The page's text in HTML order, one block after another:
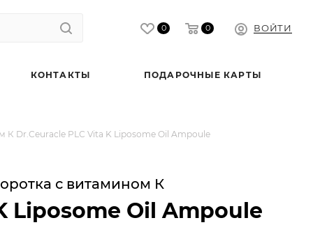
0 0 ВОЙТИ
КОНТАКТЫ ПОДАРОЧНЫЕ КАРТЫ
Dr.Ceuracle PLC Vita K Liposome Oil Ampoule
с витамином К
Liposome Oil Ampoule